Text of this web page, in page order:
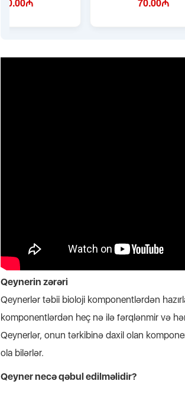
Qeynerin zərəri
Qeynerlər təbii bioloji komponentlərdən
komponentlərdən heç nə ilə fərqlənmir və
Qeynerlər, onun tərkibinə daxil olan
ola bilərlər.
Qeyner necə qəbul edilməlidir?